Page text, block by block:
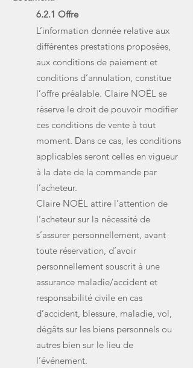
6.2.1 Offre
L’information donnée relative aux
différentes prestations proposées,
aux conditions de paiement et
conditions d’annulation, constitue
l’offre préalable. Claire NOËL se
réserve le droit de pouvoir modifier
ces conditions de vente à tout
moment. Dans ce cas, les conditions
applicables seront celles en vigueur
à la date de la commande par
l’acheteur.
Claire NOËL attire l’attention de
l’acheteur sur la nécessité de
s’assurer personnellement, avant
toute réservation, d’avoir
personnellement souscrit à une
assurance maladie/accident et
responsabilité civile en cas
d’accident, blessure, maladie, vol,
dégâts sur les biens personnels ou
autres bien sur le lieu de
l’événement.